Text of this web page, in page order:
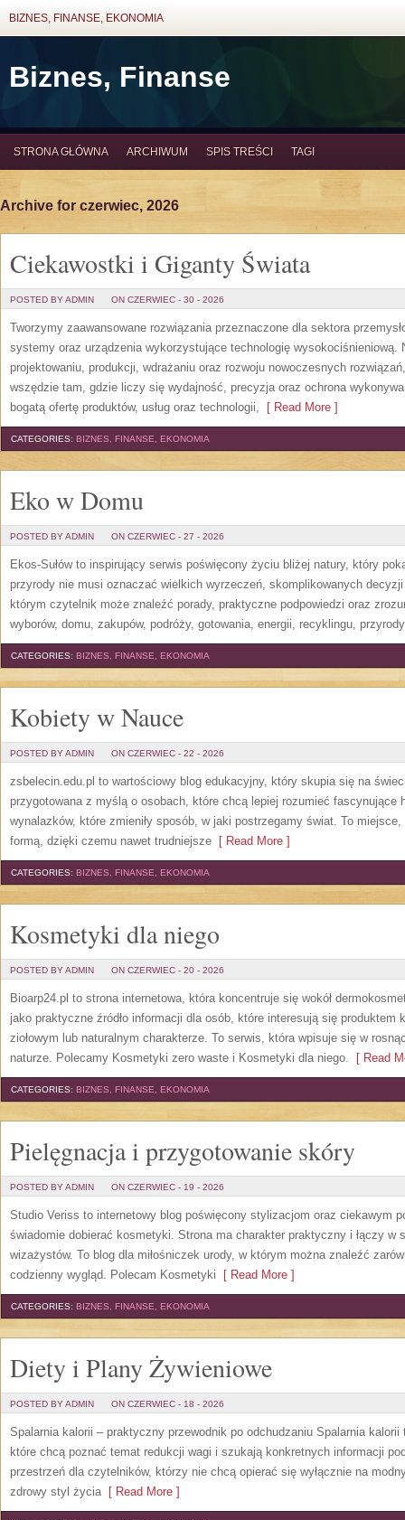
BIZNES, FINANSE, EKONOMIA
Biznes, Finanse
STRONA GŁÓWNA ARCHIWUM SPIS TREŚCI TAGI
Archive for czerwiec, 2026
Ciekawostki i Giganty Świata
POSTED BY ADMIN ON CZERWIEC - 30 - 2026
Tworzymy zaawansowane rozwiązania przeznaczone dla sektora
systemy oraz urządzenia wykorzystujące technologię wysokociśnieniową.
projektowaniu, produkcji, wdrażaniu oraz rozwoju nowoczesnych
wszędzie tam, gdzie liczy się wydajność, precyzja oraz ochrona
bogatą ofertę produktów, usług oraz technologii, [ Read More ]
CATEGORIES: BIZNES, FINANSE, EKONOMIA
Eko w Domu
POSTED BY ADMIN ON CZERWIEC - 27 - 2026
Ekos-Sułów to inspirujący serwis poświęcony życiu bliżej natury, który
przyrody nie musi oznaczać wielkich wyrzeczeń, skomplikowanych
którym czytelnik może znaleźć porady, praktyczne podpowiedzi oraz
wyborów, domu, zakupów, podróży, gotowania, energii, recyklingu,
CATEGORIES: BIZNES, FINANSE, EKONOMIA
Kobiety w Nauce
POSTED BY ADMIN ON CZERWIEC - 22 - 2026
zsbelecin.edu.pl to wartościowy blog edukacyjny, który skupia się na
przygotowana z myślą o osobach, które chcą lepiej rozumieć fascynujące
wynalazków, które zmieniły sposób, w jaki postrzegamy świat. To
formą, dzięki czemu nawet trudniejsze [ Read More ]
CATEGORIES: BIZNES, FINANSE, EKONOMIA
Kosmetyki dla niego
POSTED BY ADMIN ON CZERWIEC - 20 - 2026
Bioarp24.pl to strona internetowa, która koncentruje się wokół
jako praktyczne źródło informacji dla osób, które interesują się
ziołowym lub naturalnym charakterze. To serwis, która wpisuje się w
naturze. Polecamy Kosmetyki zero waste i Kosmetyki dla niego. [ Read
CATEGORIES: BIZNES, FINANSE, EKONOMIA
Pielęgnacja i przygotowanie skóry
POSTED BY ADMIN ON CZERWIEC - 19 - 2026
Studio Veriss to internetowy blog poświęcony stylizacjom oraz ciekawym
świadomie dobierać kosmetyki. Strona ma charakter praktyczny i łączy w
wizażystów. To blog dla miłośniczek urody, w którym można znaleźć
codzienny wygląd. Polecam Kosmetyki [ Read More ]
CATEGORIES: BIZNES, FINANSE, EKONOMIA
Diety i Plany Żywieniowe
POSTED BY ADMIN ON CZERWIEC - 18 - 2026
Spalarnia kalorii – praktyczny przewodnik po odchudzaniu Spalarnia
które chcą poznać temat redukcji wagi i szukają konkretnych informacji
przestrzeń dla czytelników, którzy nie chcą opierać się wyłącznie na
zdrowy styl życia[ Read More ]